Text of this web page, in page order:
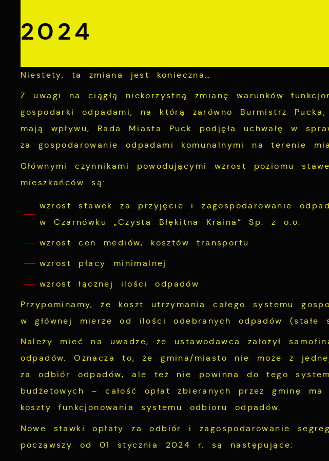
2024
Niestety, ta zmiana jest konieczna…
Z uwagi na ciągłą niekorzystną zmianę warunków
gospodarki odpadami, na którą zarówno Burmistrz
mają wpływu, Rada Miasta Puck podjęła uchwałę w
za gospodarowanie odpadami komunalnymi na terenie
Głównymi czynnikami powodującymi wzrost poziomu
mieszkańców są:
wzrost stawek za przyjęcie i zagospodarowanie
w Czarnówku „Czysta Błękitna Kraina” Sp. z o.o.
wzrost cen mediów, kosztów transportu
wzrost płacy minimalnej
wzrost łącznej ilości odpadów
Przypominamy, że koszt utrzymania całego systemu
w głównej mierze od ilości odebranych odpadów (stałe
Należy mieć na uwadze, że ustawodawca założył
odpadów. Oznacza to, że gmina/miasto nie może z
za odbiór odpadów, ale też nie powinna do tego
budżetowych – całość opłat zbieranych przez gminę
koszty funkcjonowania systemu odbioru odpadów.
Nowe stawki opłaty za odbiór i zagospodarowanie
począwszy od 01 stycznia 2024 r. są następujące: